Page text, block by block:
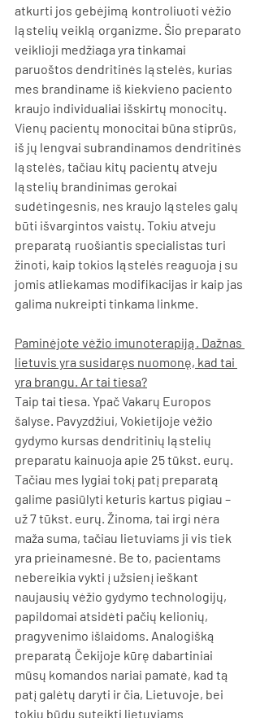
atkurti jos gebėjimą kontroliuoti vėžio
ląstelių veiklą organizme. Šio preparato
veiklioji medžiaga yra tinkamai
paruoštos dendritinės ląstelės, kurias
mes brandiname iš kiekvieno paciento
kraujo individualiai išskirtų monocitų.
Vienų pacientų monocitai būna stiprūs,
iš jų lengvai subrandinamos dendritinės
ląstelės, tačiau kitų pacientų atveju
ląstelių brandinimas gerokai
sudėtingesnis, nes kraujo ląsteles galų
būti išvargintos vaistų. Tokiu atveju
preparatą ruošiantis specialistas turi
žinoti, kaip tokios ląstelės reaguoja į su
jomis atliekamas modifikacijas ir kaip jas
galima nukreipti tinkama linkme.
Paminėjote vėžio imunoterapiją. Dažnas
lietuvis yra susidaręs nuomonę, kad tai
yra brangu. Ar tai tiesa?
Taip tai tiesa. Ypač Vakarų Europos
šalyse. Pavyzdžiui, Vokietijoje vėžio
gydymo kursas dendritinių ląstelių
preparatu kainuoja apie 25 tūkst. eurų.
Tačiau mes lygiai tokį patį preparatą
galime pasiūlyti keturis kartus pigiau –
už 7 tūkst. eurų. Žinoma, tai irgi nėra
maža suma, tačiau lietuviams ji vis tiek
yra prieinamesnė. Be to, pacientams
nebereikia vykti į užsienį ieškant
naujausių vėžio gydymo technologijų,
papildomai atsidėti pačių kelionių,
pragyvenimo išlaidoms. Analogišką
preparatą Čekijoje kūrę dabartiniai
mūsų komandos nariai pamatė, kad tą
patį galėtų daryti ir čia, Lietuvoje, bei
tokiu būdu suteikti lietuviams